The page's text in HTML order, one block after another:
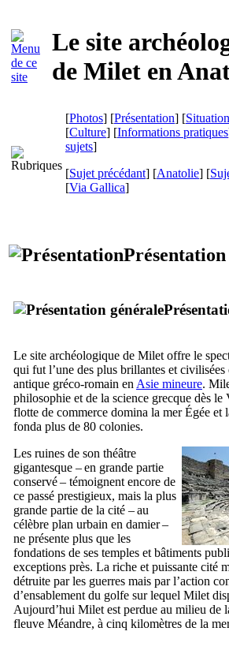
Le site
de Milet en
[Photos] [Présentation] [Situation
[Culture] [Informations pratiques
sujets]
[Sujet précédant] [Anatolie] [
[Via Gallica]
Présentation
Le site archéologique de Milet offre le
qui fut l’une des plus brillantes et civilisées
antique gréco-romain en Asie mineure.
philosophie et de la science grecque dès le
flotte de commerce domina la mer Égée et
fonda plus de 80 colonies.
Les ruines de son théâtre
gigantesque – en grande partie
conservé – témoignent encore de
ce passé prestigieux, mais la plus
grande partie de la cité – au
célèbre plan urbain en damier –
ne présente plus que les
fondations de ses temples et bâtiments
exceptions près. La riche et puissante cité
détruite par les guerres mais par l’action
d’ensablement du golfe sur lequel Milet
Aujourd’hui Milet est perdue au milieu de
fleuve Méandre, à cinq kilomètres de la